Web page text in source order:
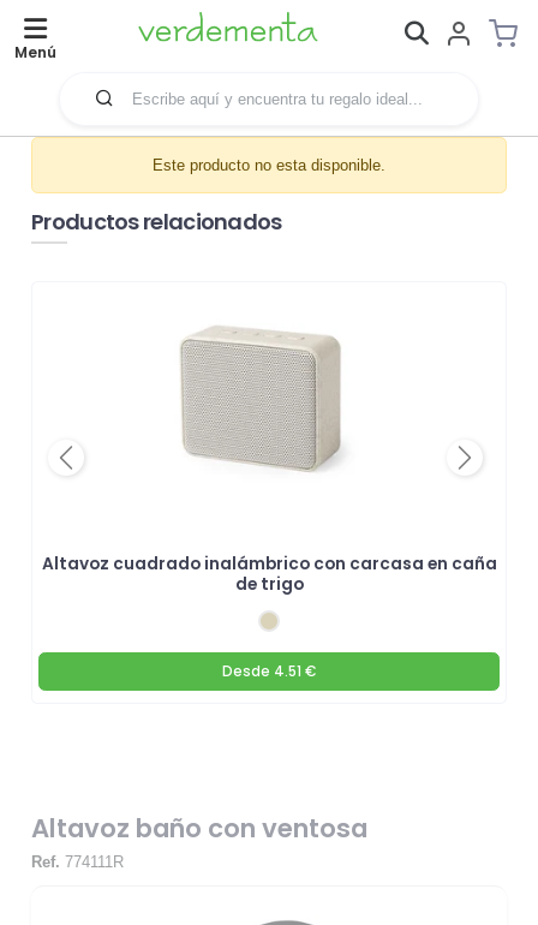
Menú
Este producto no esta disponible.
Productos relacionados
Altavoz cuadrado inalámbrico con carcasa en caña
de trigo
Desde 4.51 €
Previous Next
Altavoz baño con ventosa
Ref. 774111R